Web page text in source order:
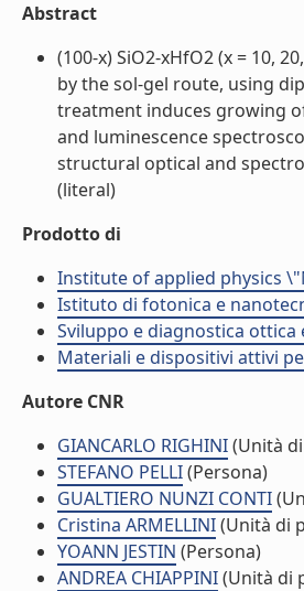
Abstract
(100-x) SiO2-xHfO2 (x = 10,
by the sol-gel route, using
treatment induces growing
and luminescence
structural optical and
(literal)
Prodotto di
Institute of applied physics
Istituto di fotonica e
Sviluppo e diagnostica
Materiali e dispositivi attivi
Autore CNR
GIANCARLO RIGHINI(Unità
STEFANO PELLI(Persona)
GUALTIERO NUNZI CONTI
Cristina ARMELLINI(Unità di
YOANN JESTIN (Persona)
ANDREA CHIAPPINI(Unità di